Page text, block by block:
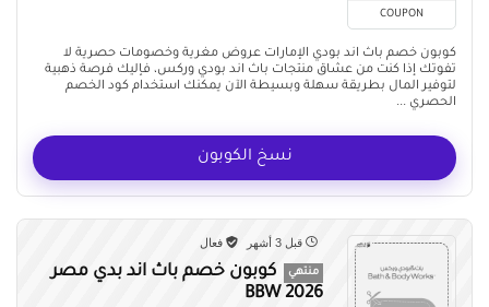
COUPON
كوبون خصم باث اند بودي الإمارات عروض مغرية وخصومات حصرية لا
تفوتك إذا كنت من عشاق منتجات باث اند بودي وركس، فإليك فرصة ذهبية
لتوفير المال بطريقة سهلة وبسيطة الآن يمكنك استخدام كود الخصم
الحصري ...
نسخ الكوبون
قبل 3 أشهر فعال
منتهي
كوبون خصم باث اند بدي مصر
BBW 2026